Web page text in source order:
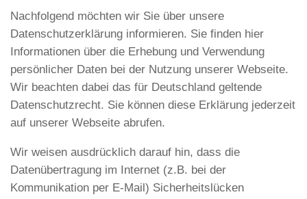
Nachfolgend möchten wir Sie über unsere
Datenschutzerklärung informieren. Sie finden hier
Informationen über die Erhebung und Verwendung
persönlicher Daten bei der Nutzung unserer Webseite.
Wir beachten dabei das für Deutschland geltende
Datenschutzrecht. Sie können diese Erklärung jederzeit
auf unserer Webseite abrufen.
Wir weisen ausdrücklich darauf hin, dass die
Datenübertragung im Internet (z.B. bei der
Kommunikation per E-Mail) Sicherheitslücken